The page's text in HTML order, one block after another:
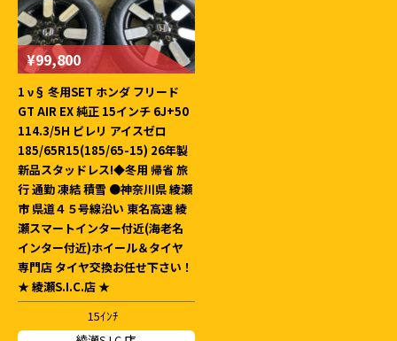
¥99,800
1 ν§ 冬用SET ホンダ フリード
GT AIR EX 純正 15インチ 6J+50
114.3/5H ピレリ アイスゼロ
185/65R15(185/65-15) 26年製
新品スタッドレス!◆冬用 帰省 旅
行 通勤 凍結 積雪 ●神奈川県 綾瀬
市 県道４５号線沿い 東名高速 綾
瀬スマートインター付近(海老名
インター付近)ホイール＆タイヤ
専門店 タイヤ交換お任せ下さい！
★ 綾瀬S.I.C.店 ★
15ｲﾝﾁ